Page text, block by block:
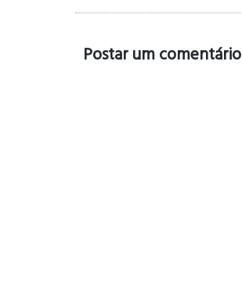
Postar um comentário